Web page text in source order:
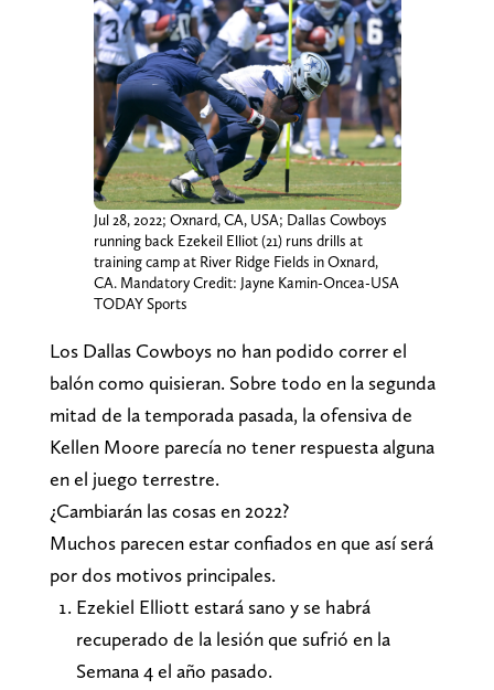
Jul 28, 2022; Oxnard, CA, USA; Dallas Cowboys
running back Ezekeil Elliot (21) runs drills at
training camp at River Ridge Fields in Oxnard,
CA. Mandatory Credit: Jayne Kamin-Oncea-USA
TODAY Sports
Los Dallas Cowboys no han podido correr el
balón como quisieran. Sobre todo en la segunda
mitad de la temporada pasada, la ofensiva de
Kellen Moore parecía no tener respuesta alguna
en el juego terrestre.
¿Cambiarán las cosas en 2022?
Muchos parecen estar confiados en que así será
por dos motivos principales.
Ezekiel Elliott estará sano y se habrá
recuperado de la lesión que sufrió en la
Semana 4 el año pasado.